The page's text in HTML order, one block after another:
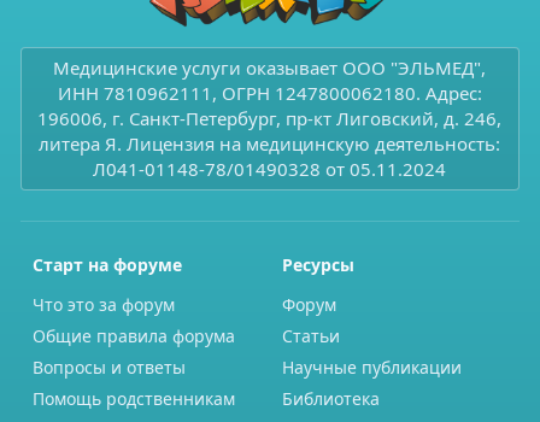
Медицинские услуги оказывает ООО "ЭЛЬМЕД",
ИНН 7810962111, ОГРН 1247800062180. Адрес:
196006, г. Санкт-Петербург, пр-кт Лиговский, д. 246,
литера Я. Лицензия на медицинскую деятельность:
Л041-01148-78/01490328 от 05.11.2024
Старт на форуме
Что это за форум
Общие правила форума
Вопросы и ответы
Помощь родственникам
Ресурсы
Форум
Статьи
Научные публикации
Библиотека